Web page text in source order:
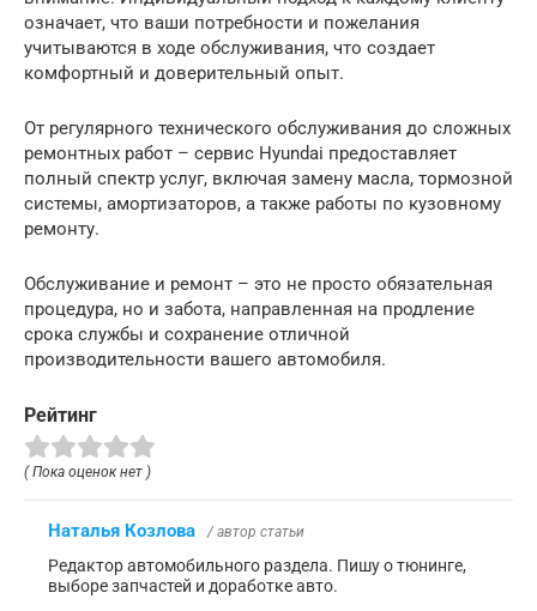
означает, что ваши потребности и пожелания
учитываются в ходе обслуживания, что создает
комфортный и доверительный опыт.
От регулярного технического обслуживания до сложных
ремонтных работ – сервис Hyundai предоставляет
полный спектр услуг, включая замену масла, тормозной
системы, амортизаторов, а также работы по кузовному
ремонту.
Обслуживание и ремонт – это не просто обязательная
процедура, но и забота, направленная на продление
срока службы и сохранение отличной
производительности вашего автомобиля.
Рейтинг
( Пока оценок нет )
Наталья Козлова / автор статьи
Редактор автомобильного раздела. Пишу о тюнинге,
выборе запчастей и доработке авто.